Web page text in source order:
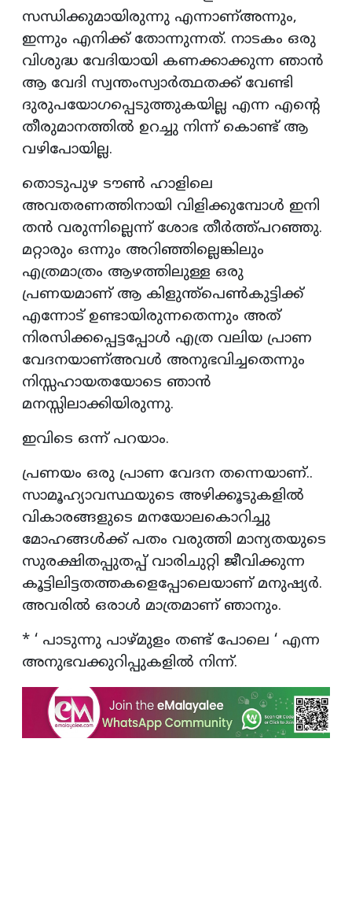
സന്ധിക്കുമായിരുന്നു എന്നാണ്അന്നും,
ഇന്നും എനിക്ക് തോന്നുന്നത്. നാടകം ഒരു
വിശുദ്ധ വേദിയായി കണക്കാക്കുന്ന ഞാൻ
ആ വേദി സ്വന്തംസ്വാർത്ഥതക്ക് വേണ്ടി
ദുരുപയോഗപ്പെടുത്തുകയില്ല എന്ന എന്റെ
തീരുമാനത്തിൽ ഉറച്ചു നിന്ന് കൊണ്ട് ആ
വഴിപോയില്ല.
തൊടുപുഴ ടൗൺ ഹാളിലെ
അവതരണത്തിനായി വിളിക്കുമ്പോൾ ഇനി
തൻ വരുന്നില്ലെന്ന് ശോഭ തീർത്ത്പറഞ്ഞു.
മറ്റാരും ഒന്നും അറിഞ്ഞില്ലെങ്കിലും
എത്രമാത്രം ആഴത്തിലുള്ള ഒരു
പ്രണയമാണ് ആ കിളുന്ത്പെൺകുട്ടിക്ക്
എന്നോട് ഉണ്ടായിരുന്നതെന്നും അത്
നിരസിക്കപ്പെട്ടപ്പോൾ എത്ര വലിയ പ്രാണ
വേദനയാണ്അവൾ അനുഭവിച്ചതെന്നും
നിസ്സഹായതയോടെ ഞാൻ
മനസ്സിലാക്കിയിരുന്നു.
ഇവിടെ ഒന്ന് പറയാം.
പ്രണയം ഒരു പ്രാണ വേദന തന്നെയാണ്..
സാമൂഹ്യാവസ്ഥയുടെ അഴിക്കൂടുകളിൽ
വികാരങ്ങളുടെ മനയോലകൊറിച്ചു
മോഹങ്ങൾക്ക് പതം വരുത്തി മാന്യതയുടെ
സുരക്ഷിതപ്പുതപ്പ് വാരിചുറ്റി ജീവിക്കുന്ന
കൂട്ടിലിട്ടതത്തകളെപ്പോലെയാണ് മനുഷ്യർ.
അവരിൽ ഒരാൾ മാത്രമാണ് ഞാനും.
* ‘ പാടുന്നു പാഴ്മുളം തണ്ട് പോലെ ‘ എന്ന
അനുഭവക്കുറിപ്പുകളിൽ നിന്ന്.